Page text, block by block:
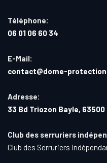
Téléphone:
06 01 06 60 34
E-Mail:
contact@dome-
Adresse:
33 Bd Triozon Bayle, 63500
Club des serruriers
Club des Serruriers